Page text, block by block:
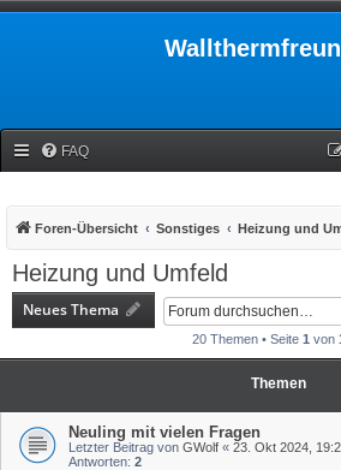
FAQ
Foren-Übersicht Sonstiges Heizung und
Heizung und Umfeld
Neues Thema
20 Themen • Seite 1 von
Themen
Neuling mit vielen Fragen
Letzter Beitrag von GWolf « 23. Okt 2024,
Antworten: 2